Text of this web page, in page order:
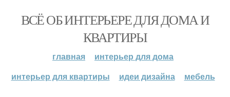
ВСЁ ОБ ИНТЕРЬЕРЕ ДЛЯ ДОМА И
КВАРТИРЫ
главная
интерьер для дома
интерьер для квартиры
идеи дизайна мебель